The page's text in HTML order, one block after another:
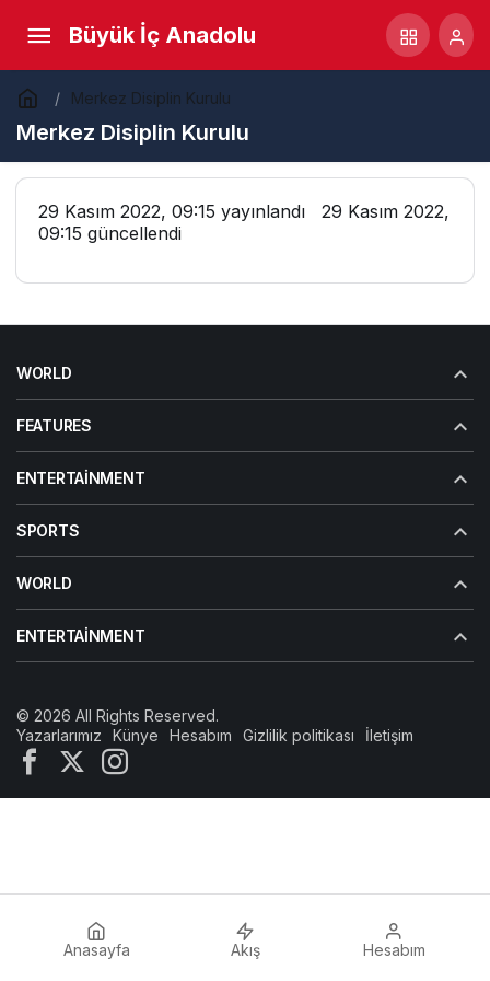
Büyük İç Anadolu
Merkez Disiplin Kurulu
Merkez Disiplin Kurulu
29 Kasım 2022, 09:15 yayınlandı
29 Kasım 2022,
09:15 güncellendi
WORLD
FEATURES
ENTERTAINMENT
SPORTS
WORLD
ENTERTAINMENT
© 2026 All Rights Reserved.
Yazarlarımız
Künye Hesabım Gizlilik politikası İletişim
Anasayfa Akış Hesabım